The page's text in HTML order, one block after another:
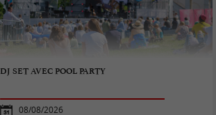
DJ SET AVEC POOL PARTY
08/08/2026